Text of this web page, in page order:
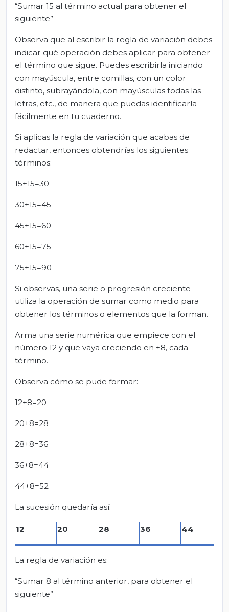
“Sumar 15 al término actual para obtener el
siguiente”
Observa que al escribir la regla de variación debes
indicar qué operación debes aplicar para obtener
el término que sigue. Puedes escribirla iniciando
con mayúscula, entre comillas, con un color
distinto, subrayándola, con mayúsculas todas las
letras, etc., de manera que puedas identificarla
fácilmente en tu cuaderno.
Si aplicas la regla de variación que acabas de
redactar, entonces obtendrías los siguientes
términos:
15+15=30
30+15=45
45+15=60
60+15=75
75+15=90
Si observas, una serie o progresión creciente
utiliza la operación de sumar como medio para
obtener los términos o elementos que la forman.
Arma una serie numérica que empiece con el
número 12 y que vaya creciendo en +8, cada
término.
Observa cómo se pude formar:
12+8=20
20+8=28
28+8=36
36+8=44
44+8=52
La sucesión quedaría así:
12 20 28 36 44
La regla de variación es:
“Sumar 8 al término anterior, para obtener el
siguiente”